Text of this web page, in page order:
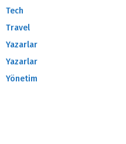
Tech
Travel
Yazarlar
Yazarlar
Yönetim